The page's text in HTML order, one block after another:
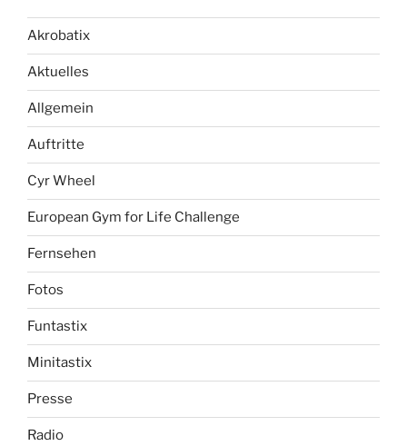
Akrobatix
Aktuelles
Allgemein
Auftritte
Cyr Wheel
European Gym for Life Challenge
Fernsehen
Fotos
Funtastix
Minitastix
Presse
Radio